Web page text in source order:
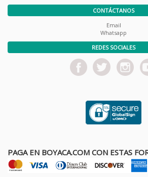
CONTÁCTANOS
Email
Whatsapp
REDES SOCIALES
PAGA EN BOYACA.COM CON ESTAS